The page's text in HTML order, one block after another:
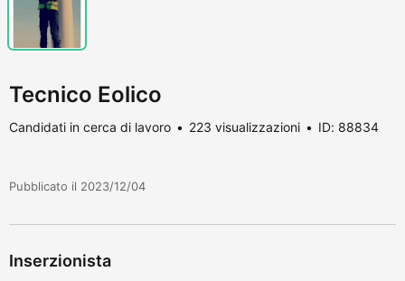
Tecnico Eolico
Candidati in cerca di lavoro 223 visualizzazioni ID: 88834
Pubblicato il 2023/12/04
Inserzionista